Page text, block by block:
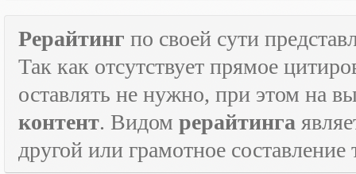
Рерайтинг по своей сути
Так как отсутствует прямое
оставлять не нужно, при этом на
контент. Видом рерайтинга
другой или грамотное